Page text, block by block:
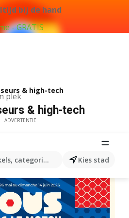
bij de hand
- GRATIS
plek
categorieën, producten...
Kies stad
& high-tech
& high-tech
ADVERTENTIE